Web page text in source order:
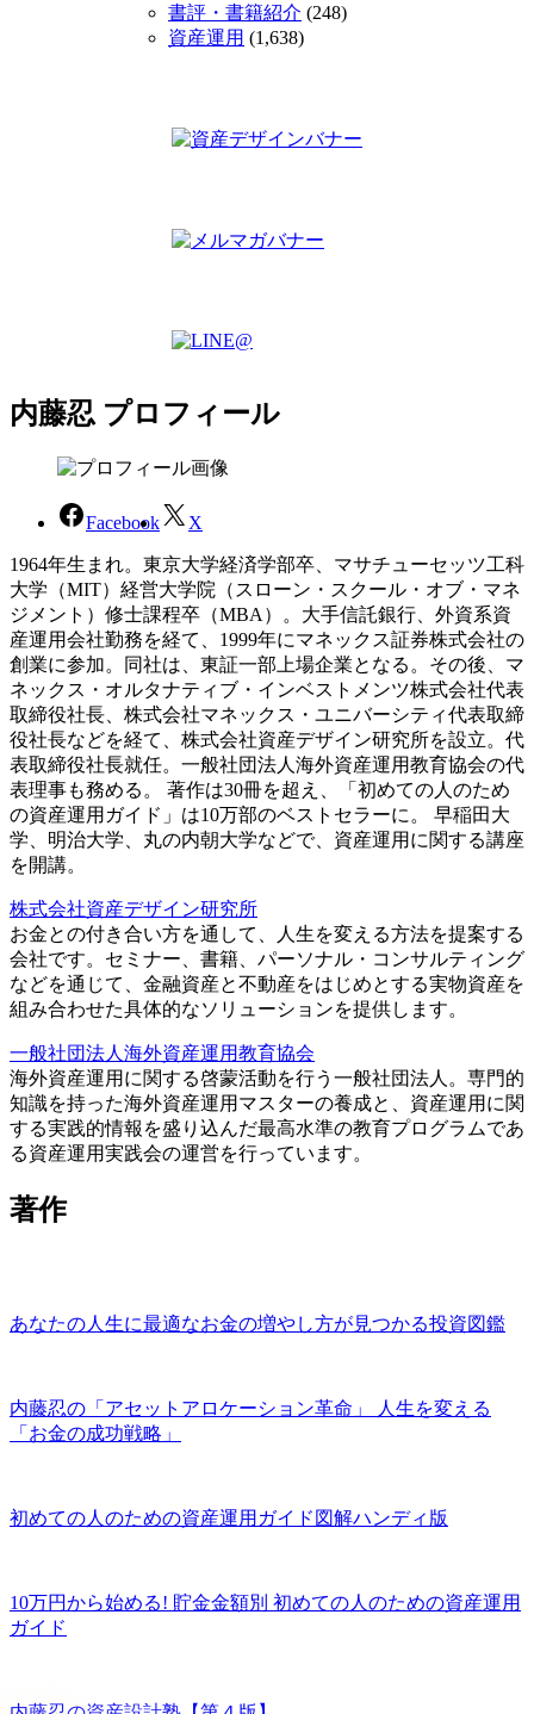
書評・書籍紹介 (248)
資産運用 (1,638)
内藤忍 プロフィール
Facebook X
1964年生まれ。東京大学経済学部卒、マサチューセッツ工科
大学（MIT）経営大学院（スローン・スクール・オブ・マネ
ジメント）修士課程卒（MBA）。大手信託銀行、外資系資
産運用会社勤務を経て、1999年にマネックス証券株式会社の
創業に参加。同社は、東証一部上場企業となる。その後、マ
ネックス・オルタナティブ・インベストメンツ株式会社代表
取締役社長、株式会社マネックス・ユニバーシティ代表取締
役社長などを経て、株式会社資産デザイン研究所を設立。代
表取締役社長就任。一般社団法人海外資産運用教育協会の代
表理事も務める。 著作は30冊を超え、「初めての人のため
の資産運用ガイド」は10万部のベストセラーに。 早稲田大
学、明治大学、丸の内朝大学などで、資産運用に関する講座
を開講。
株式会社資産デザイン研究所
お金との付き合い方を通して、人生を変える方法を提案する
会社です。セミナー、書籍、パーソナル・コンサルティング
などを通じて、金融資産と不動産をはじめとする実物資産を
組み合わせた具体的なソリューションを提供します。
一般社団法人海外資産運用教育協会
海外資産運用に関する啓蒙活動を行う一般社団法人。専門的
知識を持った海外資産運用マスターの養成と、資産運用に関
する実践的情報を盛り込んだ最高水準の教育プログラムであ
る資産運用実践会の運営を行っています。
著作
あなたの人生に最適なお金の増やし方が見つかる投資図鑑
内藤忍の「アセットアロケーション革命」 人生を変える
「お金の成功戦略」
初めての人のための資産運用ガイド図解ハンディ版
10万円から始める! 貯金金額別 初めての人のための資産運用
ガイド